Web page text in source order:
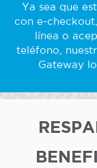
Ya sea que
con e-
línea o
teléfono,
Gateway